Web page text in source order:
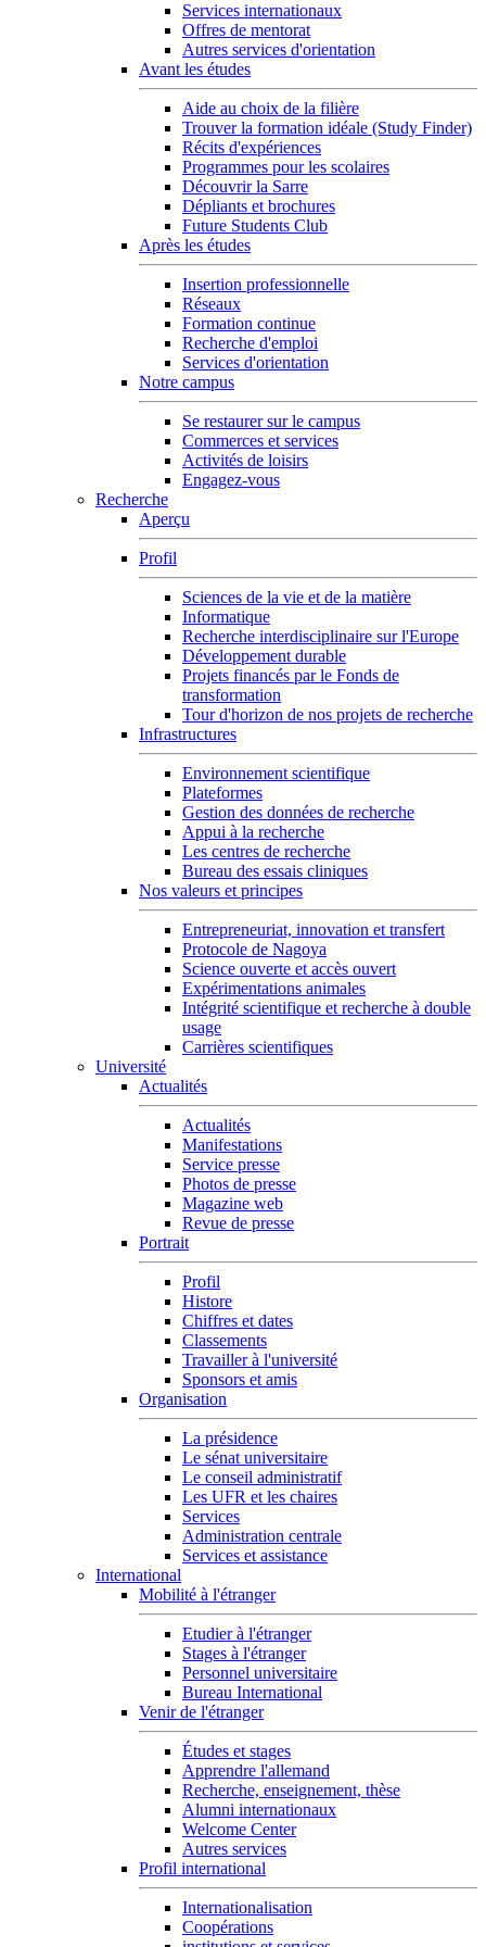
Services internationaux
Offres de mentorat
Autres services d'orientation
Avant les études
Aide au choix de la filière
Trouver la formation idéale (Study Finder)
Récits d'expériences
Programmes pour les scolaires
Découvrir la Sarre
Dépliants et brochures
Future Students Club
Après les études
Insertion professionnelle
Réseaux
Formation continue
Recherche d'emploi
Services d'orientation
Notre campus
Se restaurer sur le campus
Commerces et services
Activités de loisirs
Engagez-vous
Recherche
Aperçu
Profil
Sciences de la vie et de la matière
Informatique
Recherche interdisciplinaire sur l'Europe
Développement durable
Projets financés par le Fonds de
transformation
Tour d'horizon de nos projets de recherche
Infrastructures
Environnement scientifique
Plateformes
Gestion des données de recherche
Appui à la recherche
Les centres de recherche
Bureau des essais cliniques
Nos valeurs et principes
Entrepreneuriat, innovation et transfert
Protocole de Nagoya
Science ouverte et accès ouvert
Expérimentations animales
Intégrité scientifique et recherche à double
usage
Carrières scientifiques
Université
Actualités
Actualités
Manifestations
Service presse
Photos de presse
Magazine web
Revue de presse
Portrait
Profil
Histore
Chiffres et dates
Classements
Travailler à l'université
Sponsors et amis
Organisation
La présidence
Le sénat universitaire
Le conseil administratif
Les UFR et les chaires
Services
Administration centrale
Services et assistance
International
Mobilité à l'étranger
Etudier à l'étranger
Stages à l'étranger
Personnel universitaire
Bureau International
Venir de l'étranger
Études et stages
Apprendre l'allemand
Recherche, enseignement, thèse
Alumni internationaux
Welcome Center
Autres services
Profil international
Internationalisation
Coopérations